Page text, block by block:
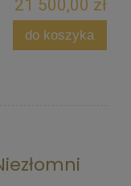
21 500,00 zł
do koszyka